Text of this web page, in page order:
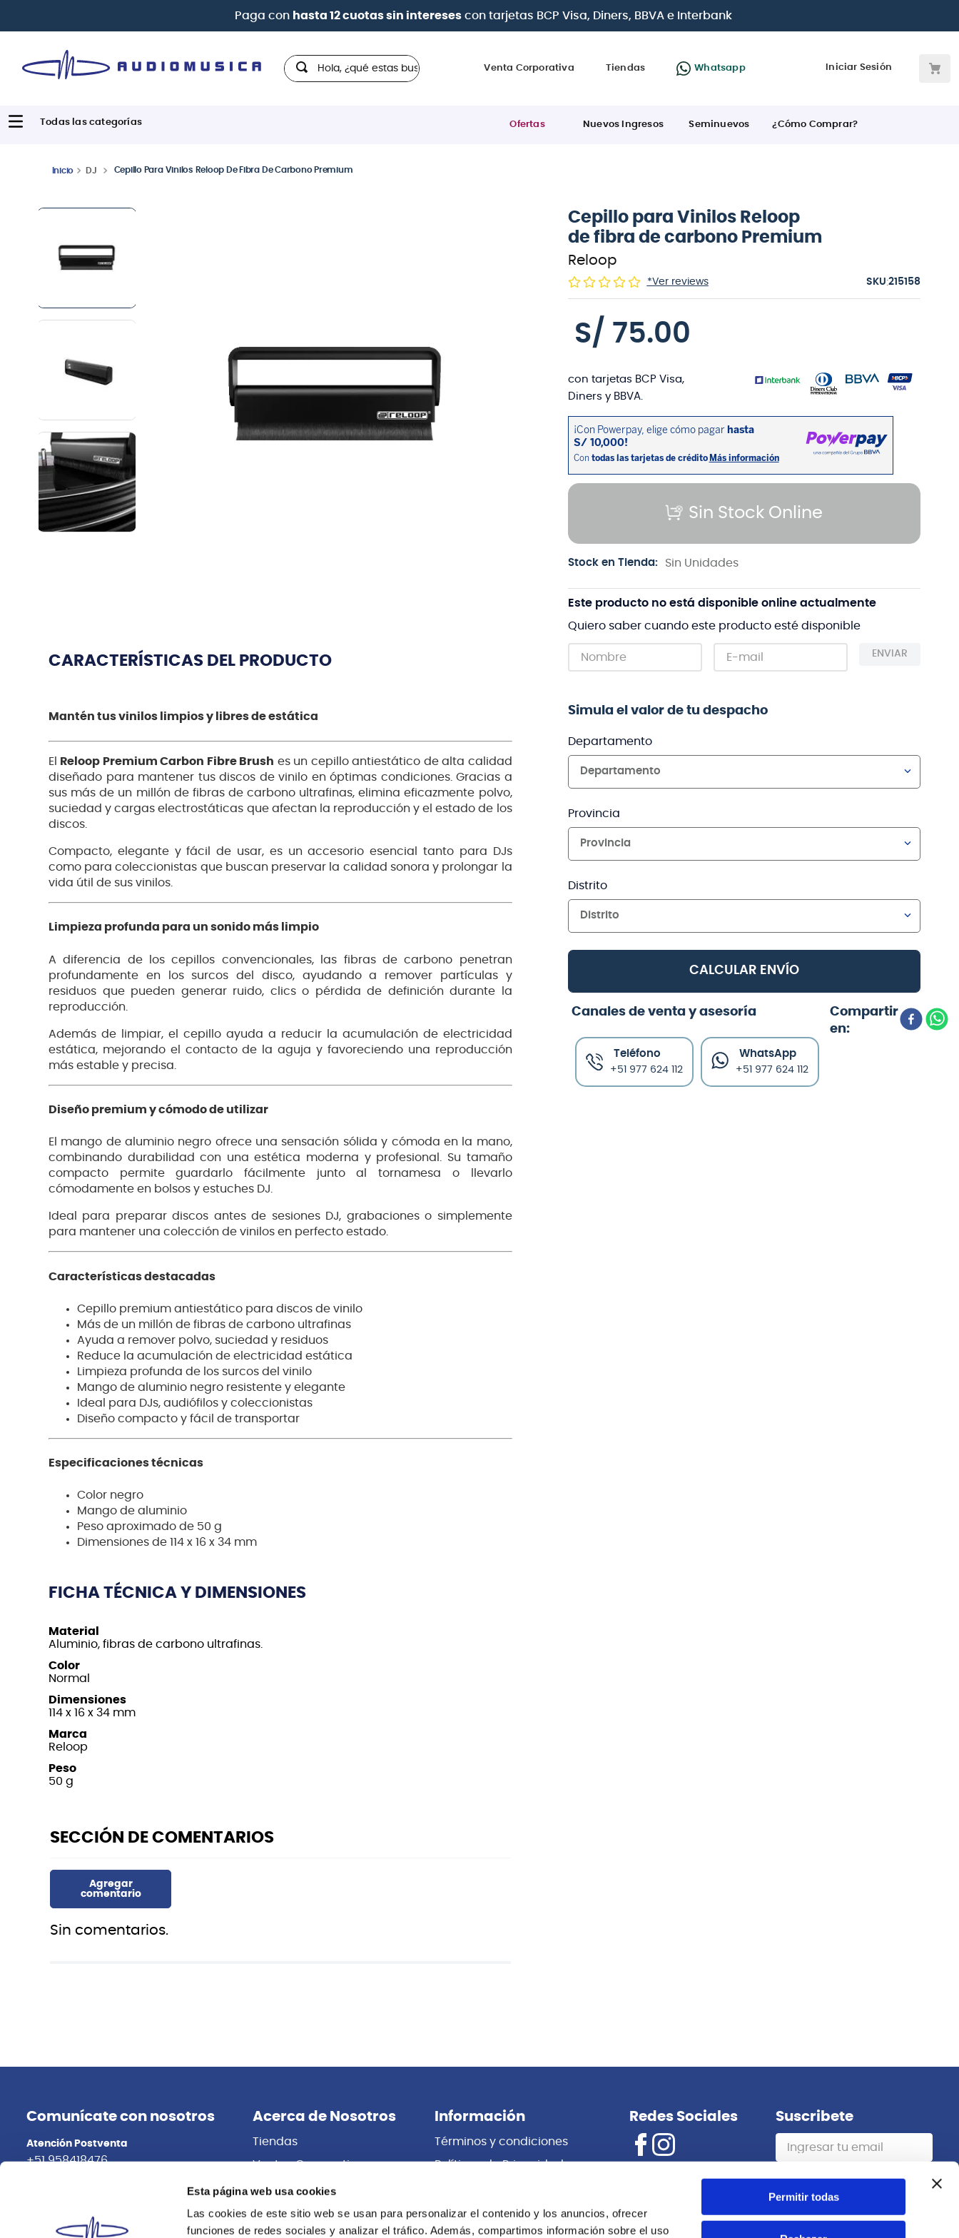
Esta página web usa cookies
Las cookies de este sitio web se usan para personalizar el contenido y los anuncios, ofrecer
funciones de redes sociales y analizar el tráfico. Además, compartimos información sobre el uso
Permitir todas
| Paga en cuotasdesde 0% de interéscon todas las tarjetas de crédito
Hola, ¿qué estas buscando?
Venta Corporativa Tiendas Whatsapp Iniciar Sesión
Ofertas Nuevos Ingresos Seminuevos ¿Cómo Comprar?
DJ Cepillo Para Vinilos Reloop De Fibra De Carbono Premium
CARACTERÍSTICAS DEL PRODUCTO
Mantén tus vinilos limpios y libres de estática
El Reloop Premium Carbon Fibre Brush es un cepillo antiestático de alta calidad
diseñado para mantener tus discos de vinilo en óptimas condiciones. Gracias a
sus más de un millón de fibras de carbono ultrafinas, elimina eficazmente polvo,
suciedad y cargas electrostáticas que afectan la reproducción y el estado de los
discos.
Compacto, elegante y fácil de usar, es un accesorio esencial tanto para DJs
como para coleccionistas que buscan preservar la calidad sonora y prolongar la
vida útil de sus vinilos.
Limpieza profunda para un sonido más limpio
A diferencia de los cepillos convencionales, las fibras de carbono penetran
profundamente en los surcos del disco, ayudando a remover partículas y
residuos que pueden generar ruido, clics o pérdida de definición durante la
reproducción.
Además de limpiar, el cepillo ayuda a reducir la acumulación de electricidad
estática, mejorando el contacto de la aguja y favoreciendo una reproducción
más estable y precisa.
Diseño premium y cómodo de utilizar
El mango de aluminio negro ofrece una sensación sólida y cómoda en la mano,
combinando durabilidad con una estética moderna y profesional. Su tamaño
compacto permite guardarlo fácilmente junto al tornamesa o llevarlo
cómodamente en bolsos y estuches DJ.
Ideal para preparar discos antes de sesiones DJ, grabaciones o simplemente
para mantener una colección de vinilos en perfecto estado.
Características destacadas
Cepillo premium antiestático para discos de vinilo
Más de un millón de fibras de carbono ultrafinas
Ayuda a remover polvo, suciedad y residuos
Reduce la acumulación de electricidad estática
Limpieza profunda de los surcos del vinilo
Mango de aluminio negro resistente y elegante
Ideal para DJs, audiófilos y coleccionistas
Diseño compacto y fácil de transportar
Especificaciones técnicas
Color negro
Mango de aluminio
Peso aproximado de 50 g
Dimensiones de 114 x 16 x 34 mm
FICHA TÉCNICA Y DIMENSIONES
Material
Aluminio, fibras de carbono ultrafinas.
Color
Normal
Dimensiones
114 x 16 x 34 mm
Marca
Reloop
Peso
50 g
Sin comentarios.
Cepillo para Vinilos Reloop
de fibra de carbono Premium
Reloop
*Ver reviews :215158
S/ 75.00
con tarjetas BCP Visa,
Diners y BBVA.
Sin Stock Online
Stock en Tienda: Sin Unidades
Este producto no está disponible online actualmente
Quiero saber cuando este producto esté disponible
ENVIAR
Simula el valor de tu despacho
Departamento
Departamento
Provincia
Provincia
Distrito
Distrito
CALCULAR ENVÍO
Canales de venta y asesoría
Teléfono
+51 977 624 112
WhatsApp
+51 977 624 112
RECORD CARE SET DE LIMPIEZA
TORNAMESA RELOOP
Reloop
RP-7000 MK2 BLACK TORNAMESA
RELOOP RP-8000 MK2 BK TORNAMESA
SMART DISPLAY STAND MK2 ATRIL
NOTEBOOK RELOOP
85.00